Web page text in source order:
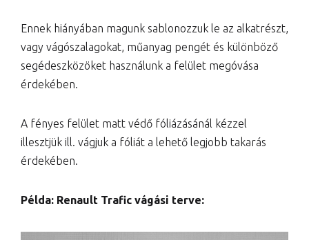
Ennek hiányában magunk sablonozzuk le az alkatrészt,
vagy vágószalagokat, műanyag pengét és különböző
segédeszközöket használunk a felület megóvása
érdekében.
A fényes felület matt védő fóliázásánál kézzel
illesztjük ill. vágjuk a fóliát a lehető legjobb takarás
érdekében.
Példa: Renault Trafic vágási terve: